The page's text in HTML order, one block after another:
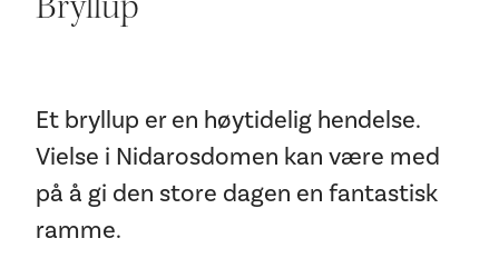
Et bryllup er en høytidelig hendelse.
Vielse i Nidarosdomen kan være med
på å gi den store dagen en fantastisk
ramme.